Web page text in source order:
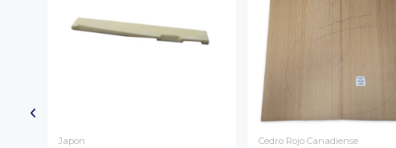
Japon Cedro Rojo Canadiense